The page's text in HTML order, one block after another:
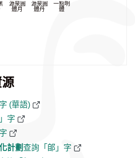
源泉圓
體月
源泉圓
體丹
一點明
體
(華語)
字
計劃查詢「郋」字